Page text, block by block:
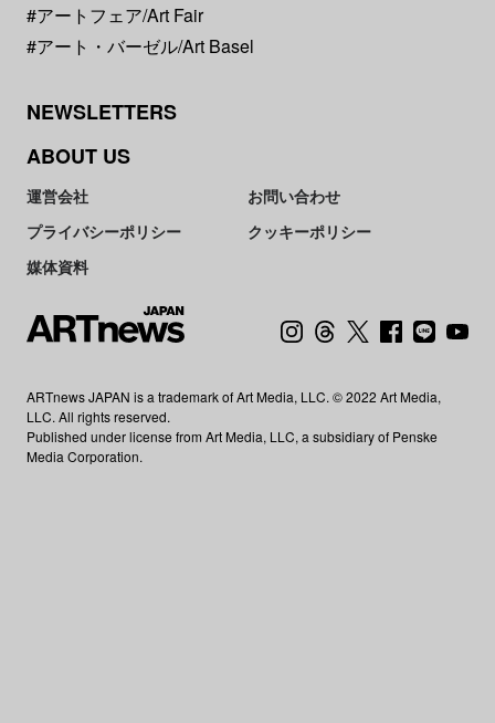
#アートフェア/Art Fair
#アート・バーゼル/Art Basel
NEWSLETTERS
ABOUT US
運営会社
お問い合わせ
プライバシーポリシー
クッキーポリシー
媒体資料
ARTnews JAPAN is a trademark of Art Media, LLC. © 2022 Art Media,
LLC. All rights reserved.
Published under license from Art Media, LLC, a subsidiary of Penske
Media Corporation.